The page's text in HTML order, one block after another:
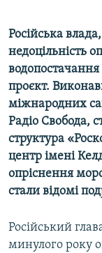
ДОЛУЧАЙСЯ!
Усі сайти
Російська
недоцільність
проєкт.
міжнародних
Радіо Свобода,
структура
центр імені
опріснення
стали відомі
Російський
минулого року